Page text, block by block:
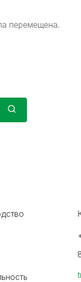
перемещена.